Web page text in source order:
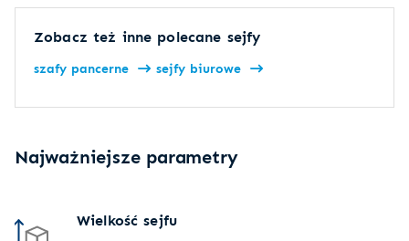
Zobacz też inne polecane sejfy
szafy pancerne sejfy biurowe
Najważniejsze parametry
Wielkość sejfu